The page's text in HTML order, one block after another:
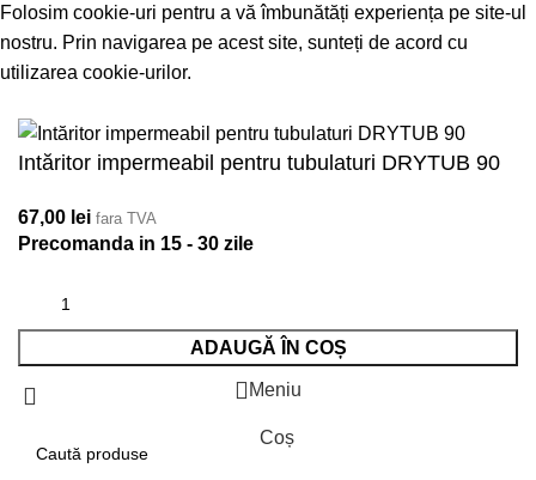
Folosim cookie-uri pentru a vă îmbunătăți experiența pe site-ul
nostru. Prin navigarea pe acest site, sunteți de acord cu
utilizarea cookie-urilor.
Intăritor impermeabil pentru tubulaturi DRYTUB 90
67,00 lei fara TVA
Precomanda in 15 - 30 zile
ADAUGĂ ÎN COȘ
Meniu
Coș